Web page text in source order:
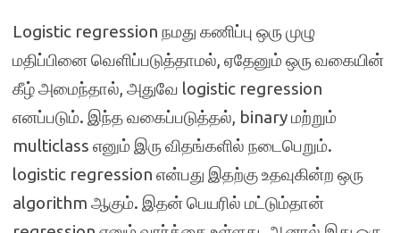
Logistic regression நமது கணிப்பு ஒரு முழு
மதிப்பினை வெளிப்படுத்தாமல், ஏதேனும் ஒரு வகையின்
கீழ் அமைந்தால், அதுவே logistic regression
எனப்படும். இந்த வகைப்படுத்தல், binary மற்றும்
multiclass எனும் இரு விதங்களில் நடைபெறும்.
logistic regression என்பது இதற்கு உதவுகின்ற ஒரு
algorithm ஆகும். இதன் பெயரில் மட்டும்தான்